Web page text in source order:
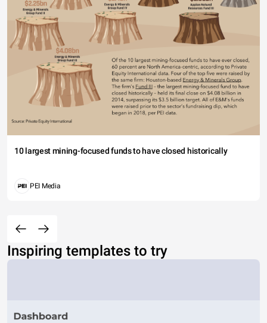
10 largest mining-focused funds to have closed historically
PEI Media
Inspiring templates to try